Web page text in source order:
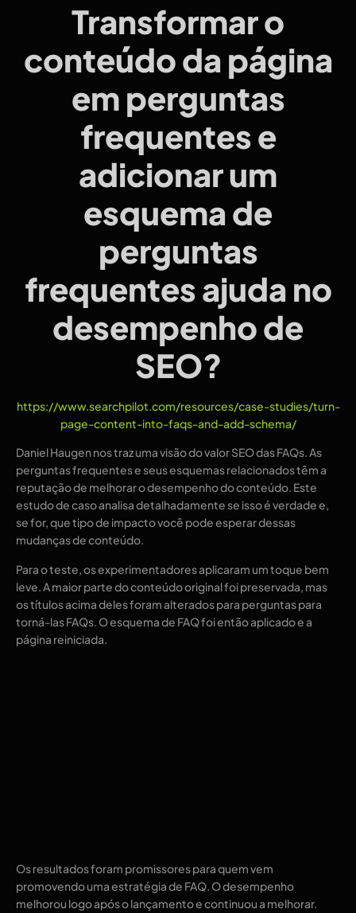
Transformar o
conteúdo da página
em perguntas
frequentes e
adicionar um
esquema de
perguntas
frequentes ajuda no
desempenho de
SEO?
https://www.searchpilot.com/resources/case-studies/turn-
page-content-into-faqs-and-add-schema/
Daniel Haugen nos traz uma visão do valor SEO das FAQs. As
perguntas frequentes e seus esquemas relacionados têm a
reputação de melhorar o desempenho do conteúdo. Este
estudo de caso analisa detalhadamente se isso é verdade e,
se for, que tipo de impacto você pode esperar dessas
mudanças de conteúdo.
Para o teste, os experimentadores aplicaram um toque bem
leve. A maior parte do conteúdo original foi preservada, mas
os títulos acima deles foram alterados para perguntas para
torná-las FAQs. O esquema de FAQ foi então aplicado e a
página reiniciada.
Os resultados foram promissores para quem vem
promovendo uma estratégia de FAQ. O desempenho
melhorou logo após o lançamento e continuou a melhorar.